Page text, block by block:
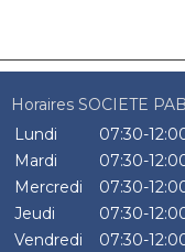
Horaires SOCIETE
Lundi
07:30-
Mardi
07:30-
Mercredi
07:30-
Jeudi
07:30-
Vendredi
07:30-